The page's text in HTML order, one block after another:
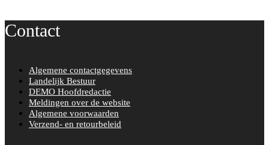
o r
m
Contact
Algemene contactgegevens
Landelijk Bestuur
DEMO Hoofdredactie
Meldingen over de website
Algemene voorwaarden
Verzend- en retourbeleid